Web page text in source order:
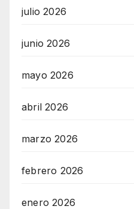
julio 2026
junio 2026
mayo 2026
abril 2026
marzo 2026
febrero 2026
enero 2026